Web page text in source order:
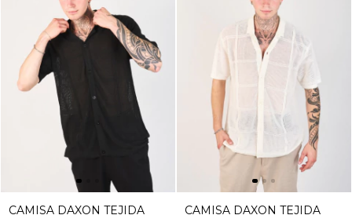
CAMISA DAXON TEJIDA CAMISA DAXON TEJIDA